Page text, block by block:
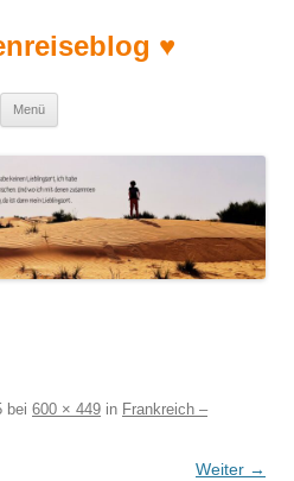
♥
Menü
bei 600 × 449 in Frankreich –
Weiter →